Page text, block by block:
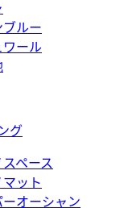
ブルー
ワール
グ
ペース
ット
ーオーシャン